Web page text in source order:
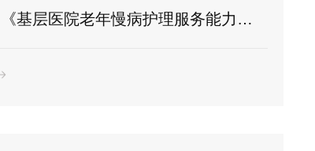
力提升培训班》在江夏区第一人民医院(协和江南医院)圆满举办